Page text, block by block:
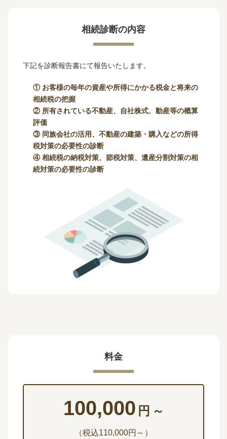
相続診断の内容
下記を診断報告書にて報告いたします。
① お客様の毎年の資産や所得にかかる税金と将来の
相続税の把握
② 所有されている不動産、自社株式、動産等の概算
評価
③ 同族会社の活用、不動産の建築・購入などの所得
税対策の必要性の診断
④ 相続税の納税対策、節税対策、遺産分割対策の相
続対策の必要性の診断
料金
100,000 円 ～
（税込110,000円～）